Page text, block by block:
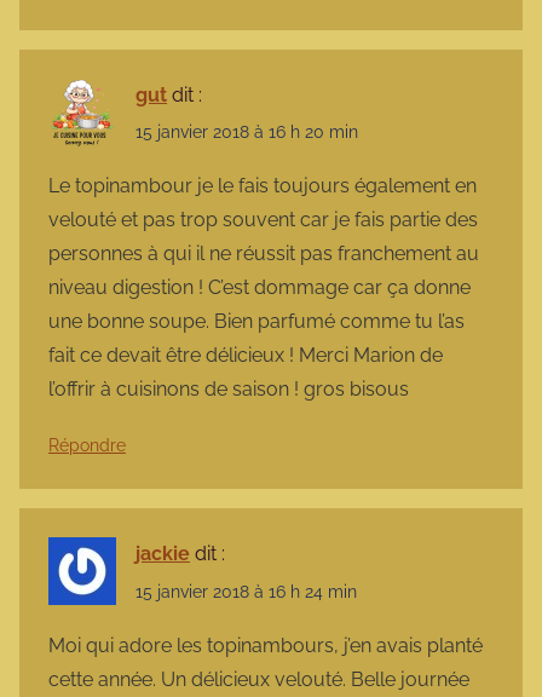
gut dit :
15 janvier 2018 à 16 h 20 min
Le topinambour je le fais toujours également en
velouté et pas trop souvent car je fais partie des
personnes à qui il ne réussit pas franchement au
niveau digestion ! C’est dommage car ça donne
une bonne soupe. Bien parfumé comme tu l’as
fait ce devait être délicieux ! Merci Marion de
l’offrir à cuisinons de saison ! gros bisous
Répondre
jackie dit :
15 janvier 2018 à 16 h 24 min
Moi qui adore les topinambours, j’en avais planté
cette année. Un délicieux velouté. Belle journée